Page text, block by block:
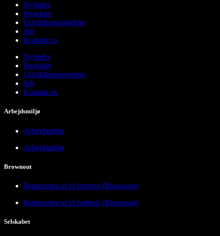
Nyheder
Projekter
Udviklingsprojekter
Job
Kontakt os
Nyheder
Projekter
Udviklingsprojekter
Job
Kontakt os
Arbejdsmiljø
Arbejdsmiljø
Arbejdsmiljø
Brownout
Reducering af el-forbrug (Brownout)
Reducering af el-forbrug (Brownout)
Selskabet